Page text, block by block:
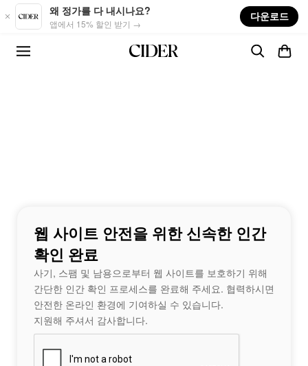
Skip to main content
왜 정가를 다 내시나요?
앱에서 15% 할인 받기 →
다운로드
웹 사이트 안전을 위한 신속한 인간
확인 완료
사기, 스팸 및 남용으로부터 웹 사이트를 보호하기 위해
간단한 인간 확인 프로세스를 완료해 주세요. 협력하시면
안전한 온라인 환경에 기여하실 수 있습니다.
지원해 주셔서 감사합니다.